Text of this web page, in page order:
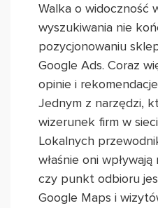
Walka o widoczność
wyszukiwania nie
pozycjonowaniu
Google Ads. Coraz
opinie i
Jednym z narzędzi,
wizerunek firm w
Lokalnych
właśnie oni
czy punkt odbioru
Google Maps i